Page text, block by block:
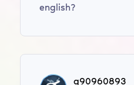
english?
g90960893